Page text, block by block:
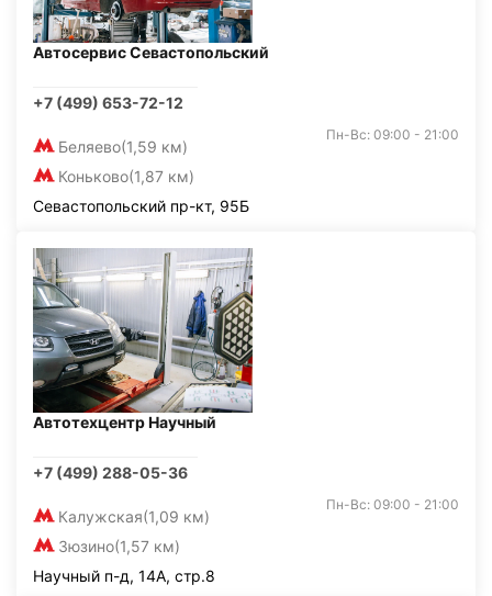
Автосервис Севастопольский
+7 (499) 653-72-12
Беляево(1,59 км)
Коньково(1,87 км)
Пн-Вс: 09:00 - 21:00
Севастопольский пр-кт, 95Б
Автотехцентр Научный
+7 (499) 288-05-36
Калужская(1,09 км)
Зюзино(1,57 км)
Пн-Вс: 09:00 - 21:00
Научный п-д, 14А, стр.8